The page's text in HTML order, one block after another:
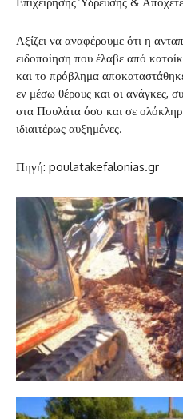
Αξίζει να αναφέρουμε ότι η
ειδοποίηση που έλαβε από
και το πρόβλημα
εν μέσω θέρους και οι ανάγκες,
στα Πουλάτα όσο και σε
ιδιαιτέρως αυξημένες.
Πηγή: poulatakefalonias.gr